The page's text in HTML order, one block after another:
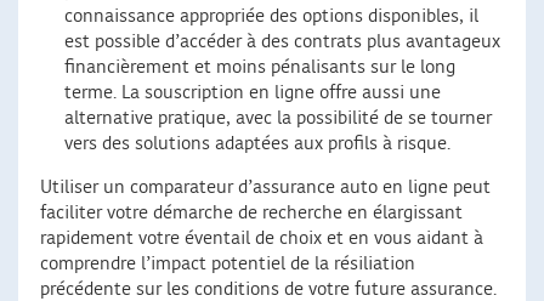
connaissance appropriée des options disponibles, il
est possible d’accéder à des contrats plus avantageux
financièrement et moins pénalisants sur le long
terme. La souscription en ligne offre aussi une
alternative pratique, avec la possibilité de se tourner
vers des solutions adaptées aux profils à risque.
Utiliser un comparateur d’assurance auto en ligne peut
faciliter votre démarche de recherche en élargissant
rapidement votre éventail de choix et en vous aidant à
comprendre l’impact potentiel de la résiliation
précédente sur les conditions de votre future assurance.